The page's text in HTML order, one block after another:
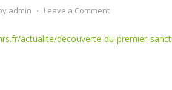
admin ⋅ Leave a Comment
actualite/decouverte-du-premier-